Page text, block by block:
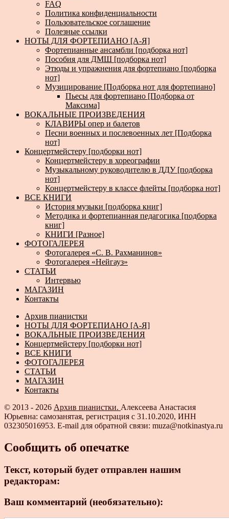
FAQ
Политика конфиденциальности
Пользовательское соглашение
Полезные ссылки
НОТЫ ДЛЯ ФОРТЕПИАНО [А-Я]
Фортепианные ансамбли [подборка нот]
Пособия для ДМШ [подборка нот]
Этюды и упражнения для фортепиано [подборка
нот]
Музицирование [Подборка нот для фортепиано]
Пьесы для фортепиано [Подборка от
Максима]
ВОКАЛЬНЫЕ ПРОИЗВЕДЕНИЯ
КЛАВИРЫ опер и балетов
Песни военных и послевоенных лет [Подборка
нот]
Концертмейстеру [подборки нот]
Концертмейстеру в хореографии
Музыкальному руководителю в ДДУ [подборка
нот]
Концертмейстеру в классе флейты [подборка нот]
ВСЕ КНИГИ
История музыки [подборка книг]
Методика и фортепианная педагогика [подборка
книг]
КНИГИ [Разное]
ФОТОГАЛЕРЕЯ
Фотогалерея «С. В. Рахманинов»
Фотогалерея «Нейгауз»
СТАТЬИ
Интервью
МАГАЗИН
Контакты
Архив пианистки
НОТЫ ДЛЯ ФОРТЕПИАНО [А-Я]
ВОКАЛЬНЫЕ ПРОИЗВЕДЕНИЯ
Концертмейстеру [подборки нот]
ВСЕ КНИГИ
ФОТОГАЛЕРЕЯ
СТАТЬИ
МАГАЗИН
Контакты
© 2013 - 2026 Архив пианистки. Алексеева Анастасия
Юрьевна: самозанятая, регистрация с 31.10.2020, ИНН
032305016953. E-mail для обратной связи: muza@notkinastya.ru
Сообщить об опечатке
Текст, который будет отправлен нашим
редакторам:
Ваш комментарий (необязательно):